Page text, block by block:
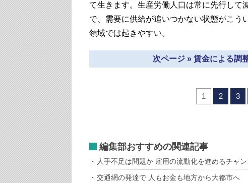
て生きます。生産労働人口は常に先行して
で、需要に供給が追いつかない状態がこう
領域では起きやすい。
次ページ » 賃金による調
1 2 3
編集部おすすめの関連記事
人手不足は問題か 雇用の流動化を進めるチャン
交通網の発達で 人もお金も地方から大都市へ